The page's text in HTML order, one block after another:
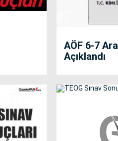
AÖF 6-7
Açıklandı